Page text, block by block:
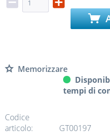
Memorizzare
tempi di
Codice
articolo:
GT00197